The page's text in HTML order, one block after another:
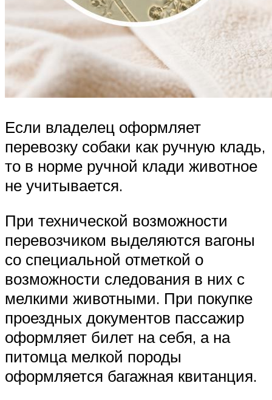
Если владелец оформляет
перевозку собаки как ручную кладь,
то в норме ручной клади животное
не учитывается.
При технической возможности
перевозчиком выделяются вагоны
со специальной отметкой о
возможности следования в них с
мелкими животными. При покупке
проездных документов пассажир
оформляет билет на себя, а на
питомца мелкой породы
оформляется багажная квитанция.